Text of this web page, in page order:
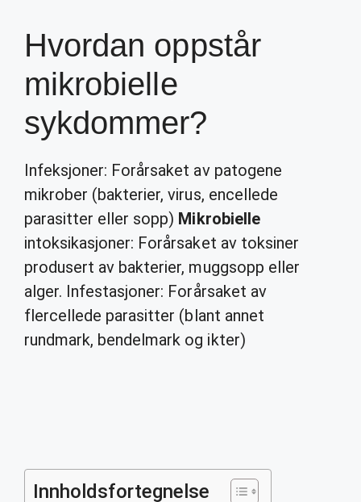
Hvordan oppstår
mikrobielle
sykdommer?
Infeksjoner: Forårsaket av patogene
mikrober (bakterier, virus, encellede
parasitter eller sopp) Mikrobielle
intoksikasjoner: Forårsaket av toksiner
produsert av bakterier, muggsopp eller
alger. Infestasjoner: Forårsaket av
flercellede parasitter (blant annet
rundmark, bendelmark og ikter)
Innholdsfortegnelse